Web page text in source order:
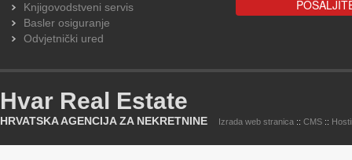
Knjigovodstveni servis
Basler osiguranje
Odvjetnički ured
Hvar Real Estate
HRVATSKA AGENCIJA ZA NEKRETNINE Izrada web stranica :: CMS ::